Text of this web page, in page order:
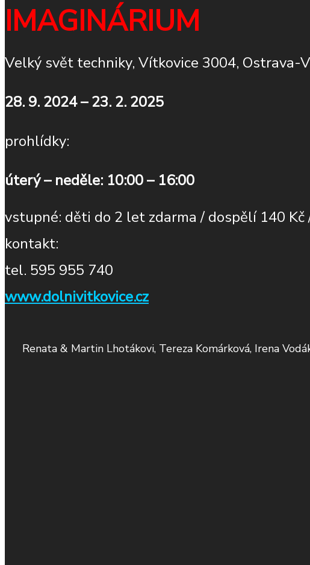
IMAGINÁRIUM
Velký svět techniky, Vítkovice 3004, Ostrava-
28. 9. 2024 – 23. 2. 2025
prohlídky:
úterý – neděle: 10:00 – 16:00
vstupné: děti do 2 let zdarma / dospělí 140
kontakt:
tel. 595 955 740
www.dolnivitkovice.cz
Renata & Martin Lhotákovi, Tereza Komárková, Irena